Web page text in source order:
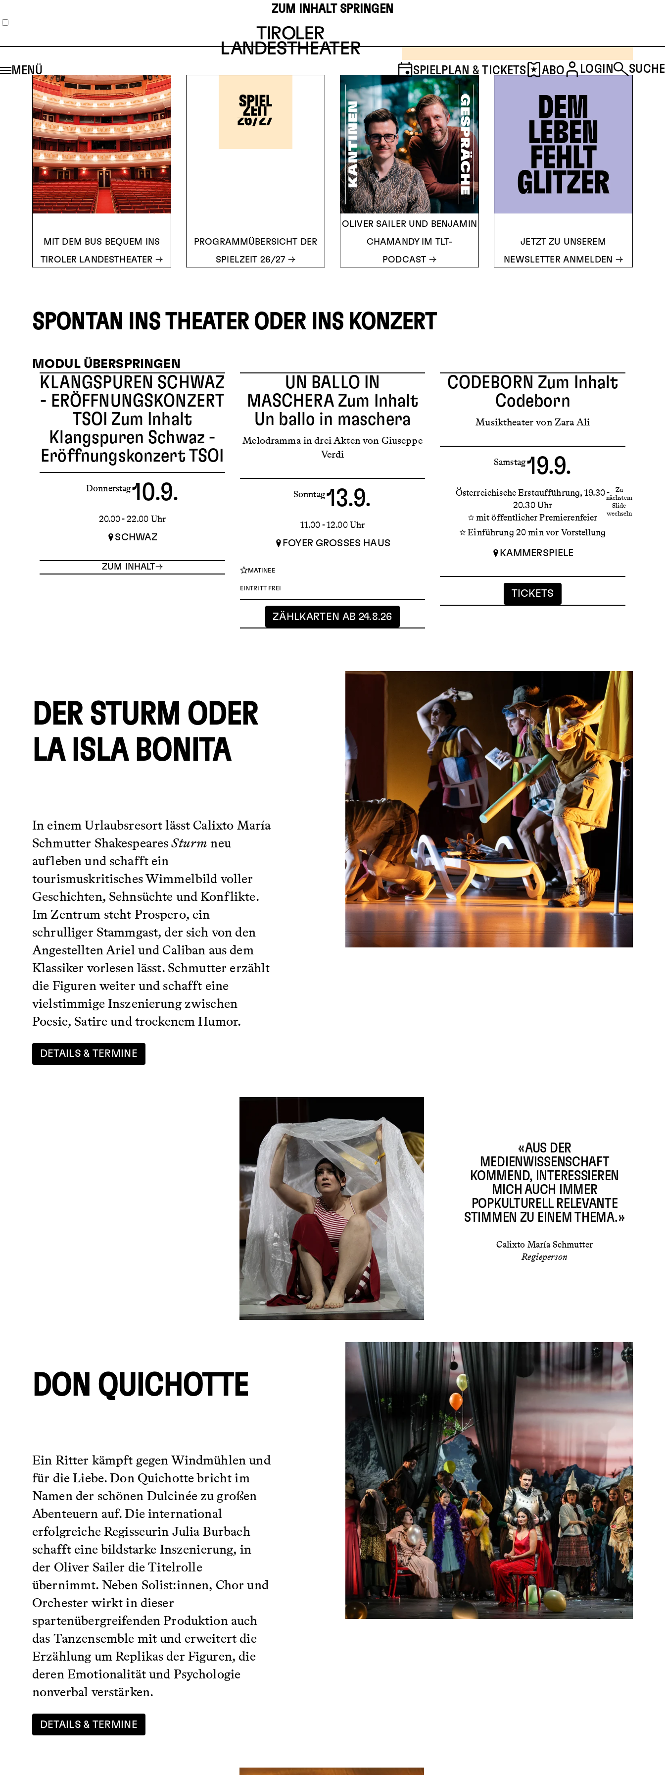
ZUM INHALT SPRINGEN
MENÜ SPIELPLAN & TICKETS ABO LOGIN SUCHE
THE ROCKY HORROR
SHOW
Musical von Richard O’Brien
TICKETS DETAILS
4 5
MIT DEM BUS BEQUEM INS
TIROLER LANDESTHEATER
PROGRAMMÜBERSICHT DER
SPIELZEIT 26/27
OLIVER SAILER UND BENJAMIN
CHAMANDY IM TLT-
PODCAST
JETZT ZU UNSEREM
NEWSLETTER ANMELDEN
SPONTAN INS THEATER ODER INS KONZERT
MODUL ÜBERSPRINGEN
KLANGSPUREN SCHWAZ
- ERÖFFNUNGSKONZERT
TSOI Zum Inhalt
Klangspuren Schwaz -
Eröffnungskonzert TSOI
Donnerstag10.9.
20.00 - 22.00 Uhr
SCHWAZ
ZUM INHALT
UN BALLO IN
MASCHERA Zum Inhalt
Un ballo in maschera
Melodramma in drei Akten von Giuseppe
Verdi
Sonntag13.9.
11.00 - 12.00 Uhr
FOYER GROSSES HAUS
MATINEE
EINTRITT FREI
ZÄHLKARTEN AB 24.8.26
CODEBORN Zum Inhalt
Codeborn
Musiktheater von Zara Ali
Samstag19.9.
Österreichische Erstaufführung 19.30 -
20.30 Uhr
mit öffentlicher Premierenfeier
Einführung 20 min vor Vorstellung
KAMMERSPIELE
TICKETS
Zu
nächstem
Slide
wechseln
DER STURM ODER
LA ISLA BONITA
In einem Urlaubsresort lässt Calixto María
Schmutter ShakespearesSturm neu
aufleben und schafft ein
tourismuskritisches Wimmelbild voller
Geschichten, Sehnsüchte und Konflikte.
Im Zentrum steht Prospero, ein
schrulliger Stammgast, der sich von den
Angestellten Ariel und Caliban aus dem
Klassiker vorlesen lässt. Schmutter erzählt
die Figuren weiter und schafft eine
vielstimmige Inszenierung zwischen
Poesie, Satire und trockenem Humor.
DETAILS & TERMINE
«AUS DER
MEDIENWISSENSCHAFT
KOMMEND, INTERESSIEREN
MICH AUCH IMMER
POPKULTURELL RELEVANTE
STIMMEN ZU EINEM THEMA.»
Calixto María Schmutter
Regieperson
DON QUICHOTTE
Ein Ritter kämpft gegen Windmühlen und
für die Liebe. Don Quichotte bricht im
Namen der schönen Dulcinée zu großen
Abenteuern auf. Die international
erfolgreiche Regisseurin Julia Burbach
schafft eine bildstarke Inszenierung, in
der Oliver Sailer die Titelrolle
übernimmt. Neben Solist:innen, Chor und
Orchester wirkt in dieser
spartenübergreifenden Produktion auch
das Tanzensemble mit und erweitert die
Erzählung um Replikas der Figuren, die
deren Emotionalität und Psychologie
nonverbal verstärken.
DETAILS & TERMINE